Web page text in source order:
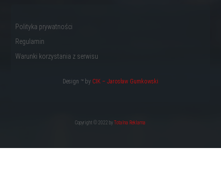
Polityka prywatności
Regulamin
Warunki korzystania z serwisu
Design ™ by CIK – Jarosław Gumkowski
Copyright © 2022 byTotalna Reklama